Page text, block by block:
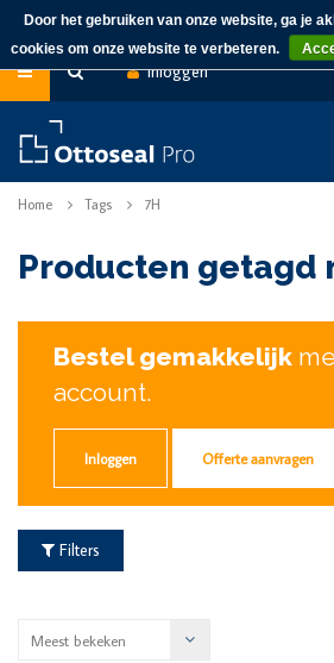
Inloggen
Home Tags 7H
Producten getagd
Bestel gemakkelijk
account.
Inloggen Offerte aanvragen
Filters
Meest bekeken
Door het gebruiken van onze website, ga je
cookies om onze website te verbeteren.